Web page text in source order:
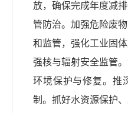
放，确保完成年度减
管防治。加强危险废
和监管，强化工业固
强核与辐射安全监管
环境保护与修复。推
制。抓好水资源保护